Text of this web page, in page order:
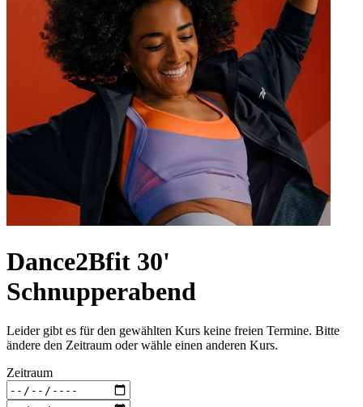
Dance2Bfit 30'
Schnupperabend
Leider gibt es für den gewählten Kurs keine freien Termine. Bitte
ändere den Zeitraum oder wähle einen anderen Kurs.
Zeitraum